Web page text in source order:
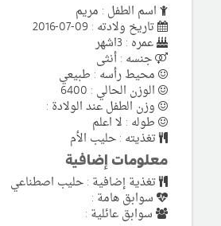
اسم الطفل : مريم
تاريخ ولادته : 09-07-2016
عمره : 3اشهر
جنسه : أنثى
محيط رأسه : طبيعي
الوزن الحالي : 6400
وزن الطفل عند الولادة :
طوله : لا اعلم
تغذيته : حليب الأم
معلومات إضافية
تغذية إضافية : حليب اصطناعي
سوابق هامة :
سوابق عائلية :